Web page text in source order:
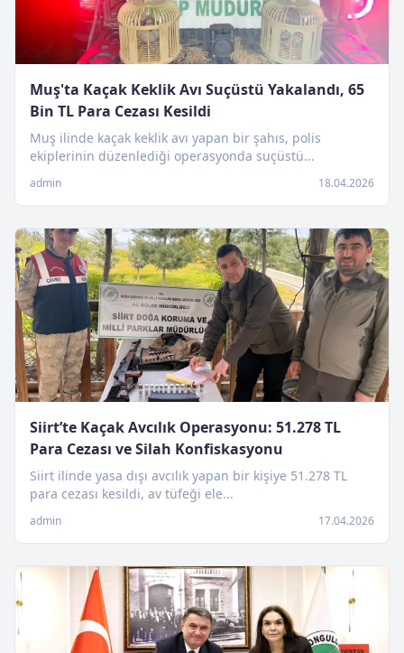
Muş'ta Kaçak Keklik Avı Suçüstü Yakalandı, 65
Bin TL Para Cezası Kesildi
Muş ilinde kaçak keklik avı yapan bir şahıs, polis
ekiplerinin düzenlediği operasyonda suçüstü...
admin 18.04.2026
Siirt’te Kaçak Avcılık Operasyonu: 51.278 TL
Para Cezası ve Silah Konfiskasyonu
Siirt ilinde yasa dışı avcılık yapan bir kişiye 51.278 TL
para cezası kesildi, av tüfeği ele...
admin 17.04.2026